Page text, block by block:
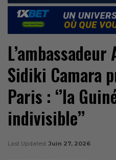
Sidiki Camara
Paris : ‘’la
indivisible’’
Last Updated Juin 27, 2026